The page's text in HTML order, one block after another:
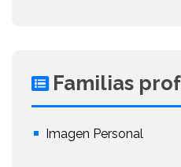
Familias
Imagen Personal